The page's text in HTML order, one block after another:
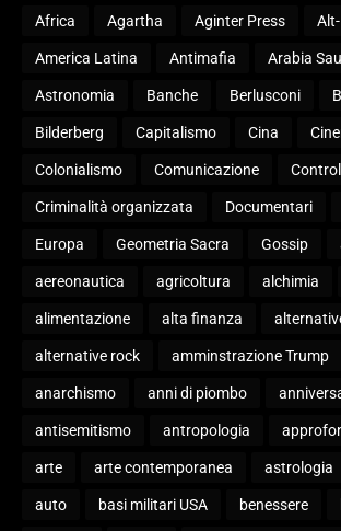
Africa Agartha Aginter Press
America Latina Antimafia Arabia
Astronomia Banche Berlusconi
Bilderberg Capitalismo Cina
Colonialismo Comunicazione
Criminalità organizzata Documentari
Europa Geometria Sacra Gossip
aereonautica agricoltura alchimia
alimentazione alta finanza
alternative rock amminstrazione Trump
anarchismo anni di piombo
antisemitismo antropologia
arte arte contemporanea astrologia
auto basi militari USA benessere